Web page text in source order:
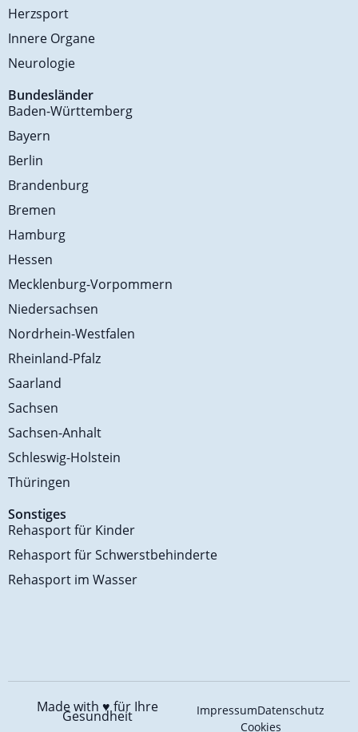
Herzsport
Innere Organe
Neurologie
Bundesländer
Baden-Württemberg
Bayern
Berlin
Brandenburg
Bremen
Hamburg
Hessen
Mecklenburg-Vorpommern
Niedersachsen
Nordrhein-Westfalen
Rheinland-Pfalz
Saarland
Sachsen
Sachsen-Anhalt
Schleswig-Holstein
Thüringen
Sonstiges
Rehasport für Kinder
Rehasport für Schwerstbehinderte
Rehasport im Wasser
Made with ♥️für Ihre
Gesundheit ImpressumDatenschutz
Cookies